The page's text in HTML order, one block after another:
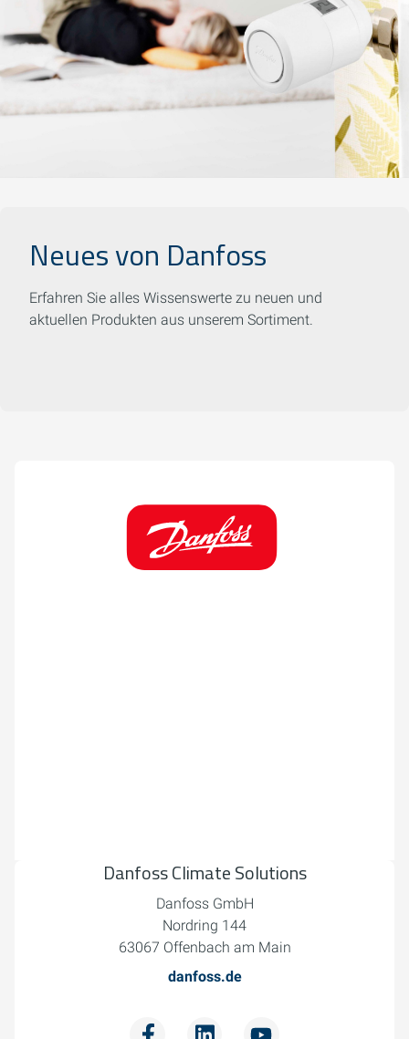
Neues von Danfoss
Erfahren Sie alles Wissenswerte zu neuen und
aktuellen Produkten aus unserem Sortiment.
Danfoss Climate Solutions
Danfoss GmbH
Nordring 144
63067 Offenbach am Main
danfoss.de